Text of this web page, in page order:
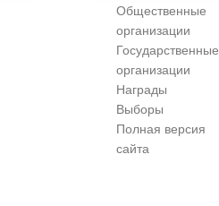
Общественные
организации
Государственные
организации
Награды
Выборы
Полная версия
сайта